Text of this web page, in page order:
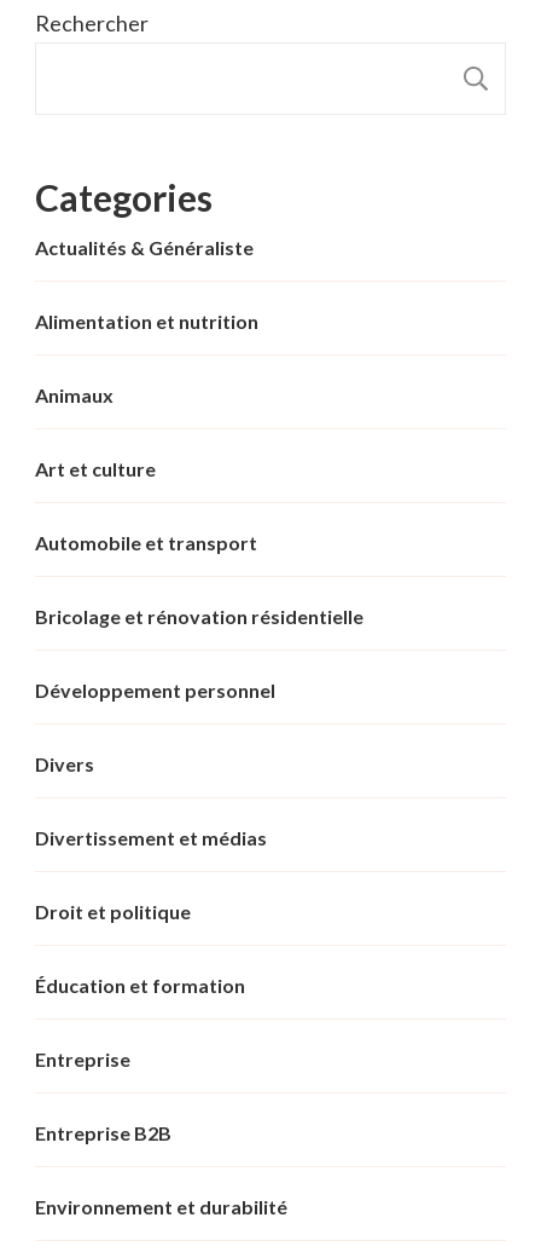
Rechercher
Categories
Actualités & Généraliste
Alimentation et nutrition
Animaux
Art et culture
Automobile et transport
Bricolage et rénovation résidentielle
Développement personnel
Divers
Divertissement et médias
Droit et politique
Éducation et formation
Entreprise
Entreprise B2B
Environnement et durabilité